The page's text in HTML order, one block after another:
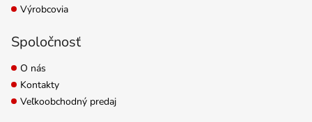
Výrobcovia
Spoločnosť
O nás
Kontakty
Veľkoobchodný predaj